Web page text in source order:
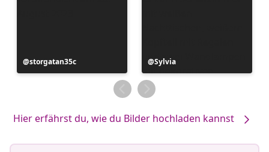
Beitrag
veröffentlicht
storgatan35c
Beitrag
veröffentlicht
von
Sylvia
Hier erfährst du, wie du Bilder hochladen kannst